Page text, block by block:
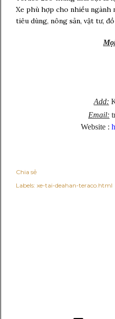
Xe phù hợp cho nhiều ngành
tiêu dùng, nông sản, vật tư,
Add:
Email:
Website :
Chia sẻ
Labels: xe-tai-deahan-teraco.html